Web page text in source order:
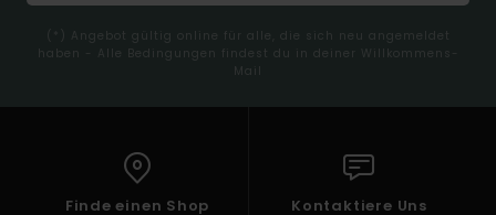
(*) Angebot gültig online für alle, die sich neu angemeldet
haben - Alle Bedingungen findest du in deiner Willkommens-
Mail
Finde einen Shop Kontaktiere Uns